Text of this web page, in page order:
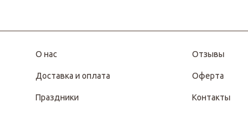
О нас
Доставка и оплата
Праздники
Отзывы
Оферта
Контакты